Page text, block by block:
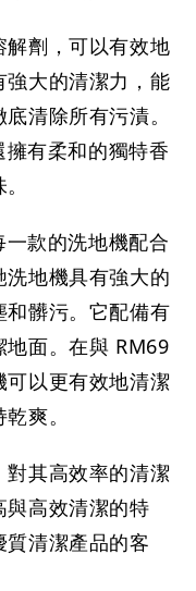
劑，可以有效地
大的清潔力，能
清除所有污漬。
有柔和的獨特香
款的洗地機配合
地機具有強大的
髒污。它配備有
面。在與 RM69
以更有效地清潔
爽。
其高效率的清潔
高效清潔的特
清潔產品的客